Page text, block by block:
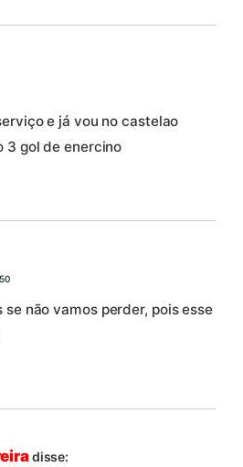
e já vou no castelao
3 gol de enercino
se não vamos perder, pois esse
disse: